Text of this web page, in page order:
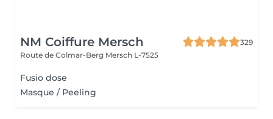
NM Coiffure Mersch
329
Route de Colmar-Berg Mersch L-7525
Fusio dose
Masque / Peeling